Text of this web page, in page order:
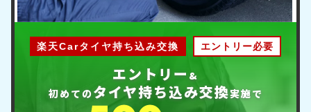
楽天Carタイヤ持ち込み交換 エントリー必要
エントリー &
初めてのタイヤ持ち込み交換実施で